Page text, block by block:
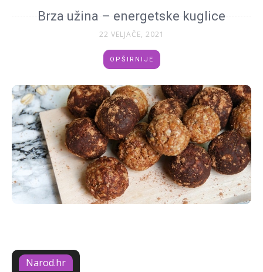
Brza užina – energetske kuglice
22 VELJAČE, 2021
OPŠIRNIJE
Narod.hr